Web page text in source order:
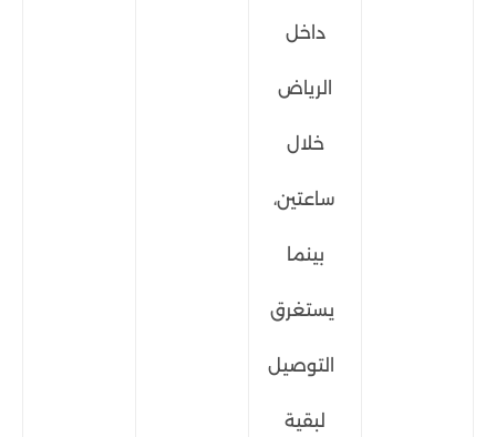
داخل
الرياض
خلال
ساعتين،
بينما
يستغرق
التوصيل
لبقية